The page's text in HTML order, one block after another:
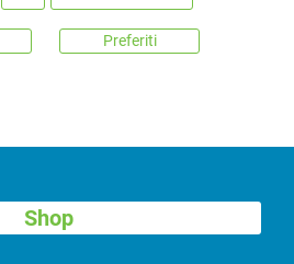
Preferiti
Shop